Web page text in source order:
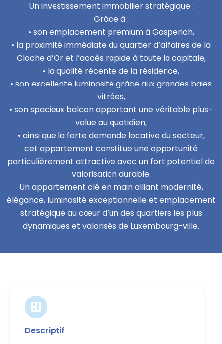
Un investissement immobilier stratégique :
Grâce à :
• son emplacement premium à Gasperich,
• la proximité immédiate du quartier d’affaires de la
Cloche d’Or et l’accès rapide à toute la capitale,
• la qualité récente de la résidence,
• son excellente luminosité grâce aux grandes baies
vitrées,
• son spacieux balcon apportant une véritable plus-
value au quotidien,
• ainsi que la forte demande locative du secteur,
cet appartement constitue une opportunité
particulièrement attractive avec un fort potentiel de
valorisation durable.
Un appartement clé en main alliant modernité,
élégance, luminosité exceptionnelle et emplacement
stratégique au cœur d’un des quartiers les plus
dynamiques et valorisés de Luxembourg-ville.
Descriptif